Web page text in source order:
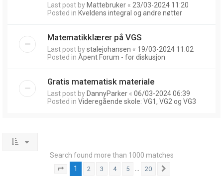
Last post by Mattebruker « 23/03-2024 11:20
Posted in Kveldens integral og andre nøtter
Matematikklærer på VGS
Last post bystalejohansen « 19/03-2024 11:02
Posted in Åpent Forum - for diskusjon
Gratis matematisk materiale
Last post by DannyParker « 06/03-2024 06:39
Posted in Videregående skole: VG1, VG2 og VG3
Search found more than 1000 matches
Page of 20
1 2 3 4 5 20